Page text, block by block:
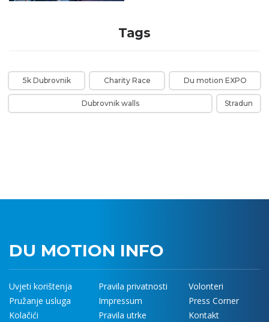
Tags
5k Dubrovnik Charity Race Du motion EXPO
Dubrovnik walls Stradun
DU MOTION INFO
Uvjeti korištenja
Pružanje usluga
Kolačići
Pravila privatnosti
Impressum
Pravila utrke
Volonteri
Press Corner
Kontakt